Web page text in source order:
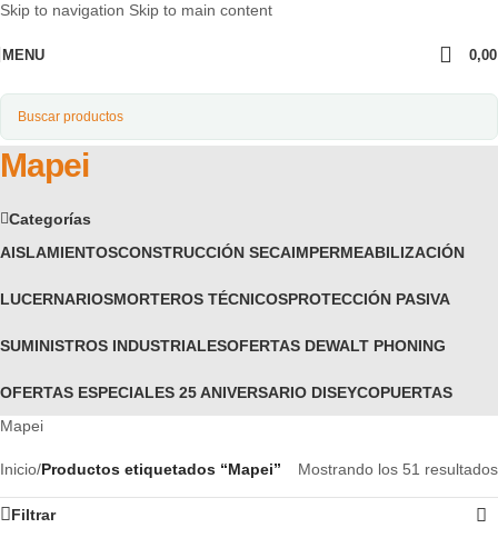
Skip to navigation Skip to main content
MENU
Mapei
Categorías
AISLAMIENTOSCONSTRUCCIÓN SECAIMPERMEABILIZACIÓN
LUCERNARIOSMORTEROS TÉCNICOSPROTECCIÓN PASIVA
SUMINISTROS INDUSTRIALESOFERTAS DEWALT PHONING
OFERTAS ESPECIALES 25 ANIVERSARIO DISEYCOPUERTAS
Mapei
Inicio/Productos etiquetados “Mapei” Mostrando los 51 resultados
Filtrar